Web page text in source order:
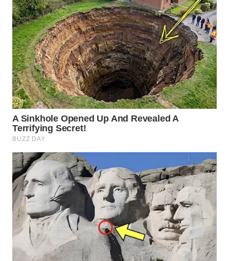
WN
LABUANBAJO
WN
BORNEO
Wahana
Media
Group
WAHANA
NEWS
WAHANA
TANI
WAHANA
ADVOKAT
WAHANA
INFRASTRUKTUR